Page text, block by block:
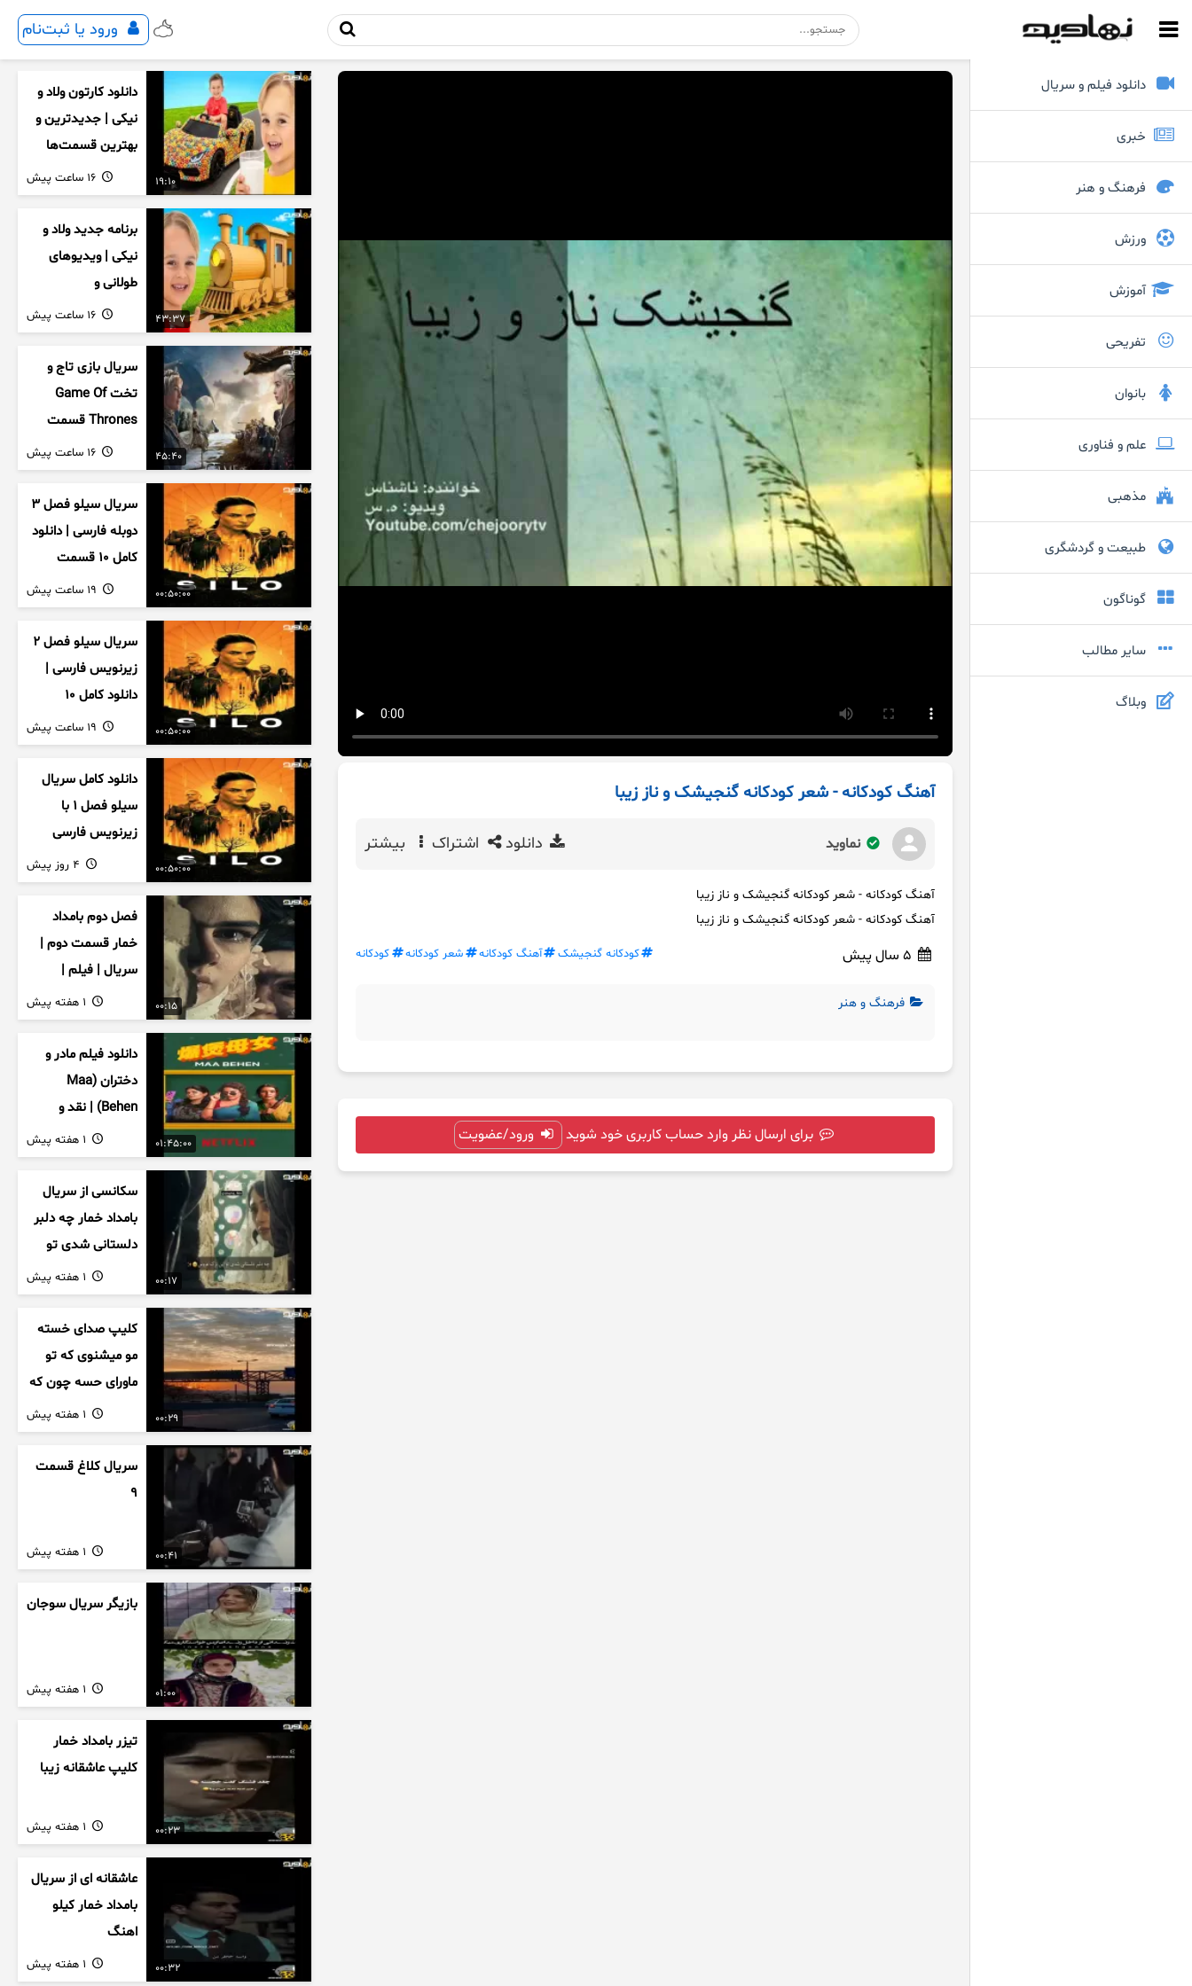
ورود یا ثبت‌نام
دانلود فیلم و سریال
خبری
فرهنگ و هنر
ورزش
آموزش
تفریحی
بانوان
علم و فناوری
مذهبی
طبیعت و گردشگری
گوناگون
سایر مطالب
وبلاگ
آهنگ کودکانه - شعر کودکانه گنجیشک و ناز زیبا
نماوید دانلود اشتراک بیشتر
آهنگ کودکانه - شعر کودکانه گنجیشک و ناز زیبا
آهنگ کودکانه - شعر کودکانه گنجیشک و ناز زیبا
کودکانه گنجیشک آهنگ کودکانه شعر کودکانه کودکانه
فرهنگ و هنر
برای ارسال نظر وارد حساب کاربری خود شوید ورود/عضویت
19:10
دانلود کارتون ولاد و
نیکی | جدیدترین و
بهترین قسمت‌ها
43:37
برنامه جدید ولاد و
نیکی | ویدیوهای
طولانی و
سرگرم‌کننده کودکان
45:40
سریال بازی تاج و
تخت Game Of
Thrones قسمت
دوم فصل اول
زیرنویس فارسی
00:50:00
سریال سیلو فصل ۳
دوبله فارسی | دانلود
کامل ۱۰ قسمت
00:50:00
سریال سیلو فصل ۲
زیرنویس فارسی |
دانلود کامل ۱۰
قسمت
00:50:00
دانلود کامل سریال
سیلو فصل ۱ با
زیرنویس فارسی
00:15
فصل دوم بامداد
خمار قسمت دوم |
سریال | فیلم |
نمایش خانگی |
محبوبه | سینمایی
01:45:00
دانلود فیلم مادر و
دختران (Maa
Behen) | نقد و
بررسی درام خانوادگی
هندی
00:17
سکانسی از سریال
بامداد خمار چه دلبر
دلستانی شدی تو
این بزک عروس..
00:29
کلیپ صدای خسته
مو میشنوی که تو
ماورای حسه چون که
داریم می رسیم به
اخرای قصه
00:41
سریال کلاغ قسمت
9
01:00
بازیگر سریال سوجان
00:23
تیزر بامداد خمار
کلیپ عاشقانه زیبا
00:32
عاشقانه ای از سریال
بامداد خمار کیلو
اهنگ